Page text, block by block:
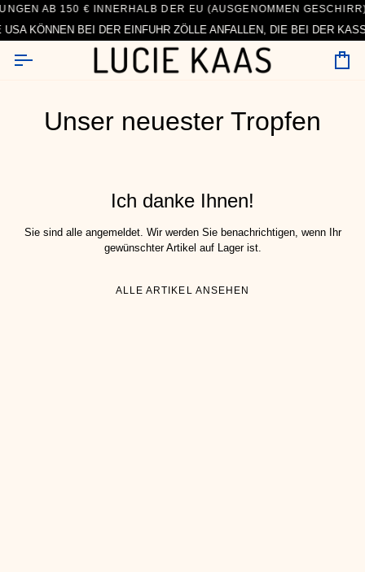
Zum
Inhalt
springen
AB 150 € INNERHALB DER EU (AUSGENOMMEN GESCHIRR)
WERDEN WERKTAGS INNERHALB VON 24 STUNDEN
AUF +1000 BEWERTUNGEN - UND ES WERDEN NOCH
-KONTAKTIEREN SIE UNS HIER TÄGLICHER
KÖNNEN BEI DER EINFUHR ZÖLLE ANFALLEN, DIE BEI DER
Unser neuester Tropfen
Ich danke Ihnen!
Sie sind alle angemeldet. Wir werden Sie benachrichtigen, wenn Ihr
gewünschter Artikel auf Lager ist.
ALLE ARTIKEL ANSEHEN